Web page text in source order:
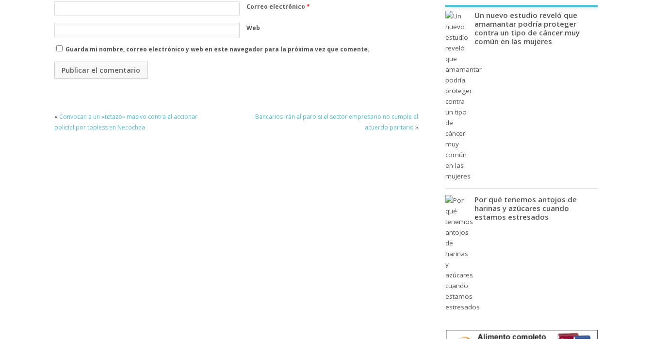
Correo electrónico *
Web
Guarda mi nombre, correo electrónico y web en este navegador para la próxima vez que comente.
« Convocan a un «tetazo» masivo contra el accionar
policial por topless en Necochea
Bancarios irán al paro si el sector empresario no cumple el
acuerdo paritario »
Un nuevo estudio reveló que
amamantar podría proteger
contra un tipo de cáncer muy
común en las mujeres
Por qué tenemos antojos de
harinas y azúcares cuando
estamos estresados